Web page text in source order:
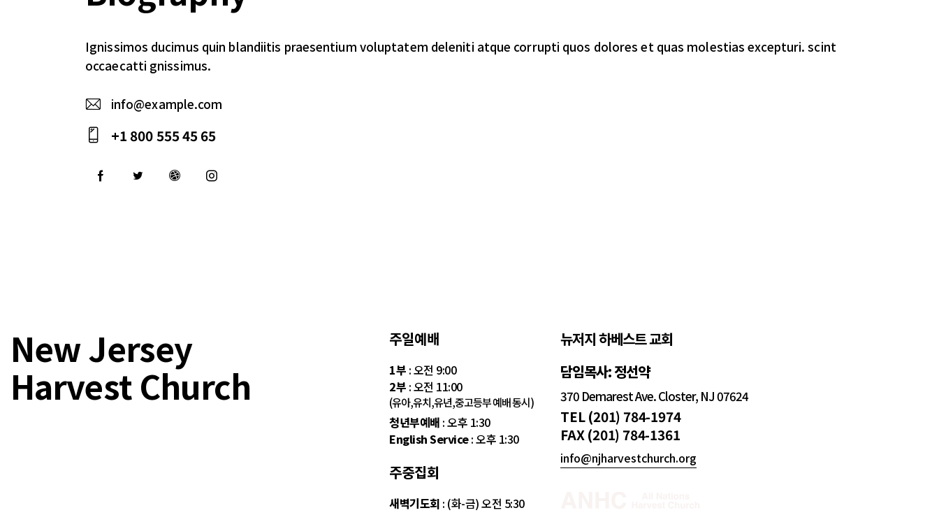
Ignissimos ducimus quin blandiitis praesentium voluptatem deleniti atque corrupti quos dolores et quas molestias excepturi. scint
occaecatti gnissimus.
E-
m
ail
info@example.com
on
+1 800 555 45 65
New Jersey
Harvest Church
주일예배
1부 : 오전 9:00
2부 : 오전 11:00
(유아,유치,유년,중고등부 예배 동시)
청년부예배 : 오후 1:30
English Service: 오후 1:30
주중집회
새벽기도회 : (화-금) 오전 5:30
뉴저지 하베스트 교회
담임목사: 정선약
370 Demarest Ave. Closter, NJ 07624
TEL (201) 784-1974
FAX (201) 784-1361
info@njharvestchurch.org